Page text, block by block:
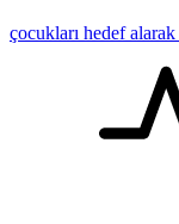
çocukları hedef